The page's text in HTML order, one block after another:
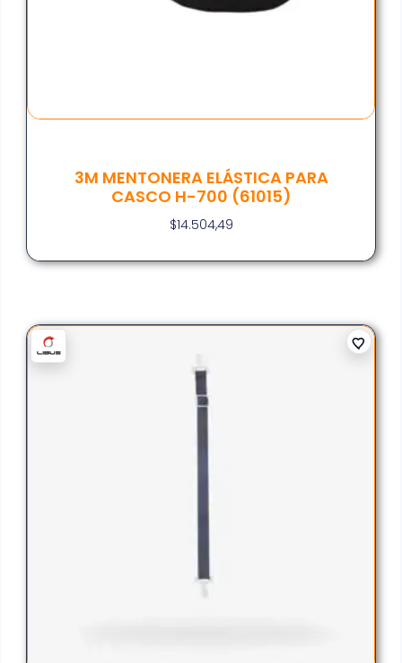
3M MENTONERA ELÁSTICA PARA
CASCO H-700 (61015)
$14.504,49